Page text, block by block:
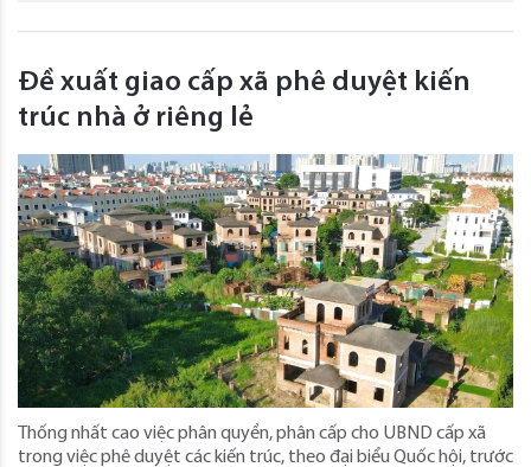
Đề xuất giao cấp xã phê duyệt kiến
trúc nhà ở riêng lẻ
Thống nhất cao việc phân quyền, phân cấp cho UBND cấp xã
trong việc phê duyệt các kiến trúc, theo đại biểu Quốc hội, trước